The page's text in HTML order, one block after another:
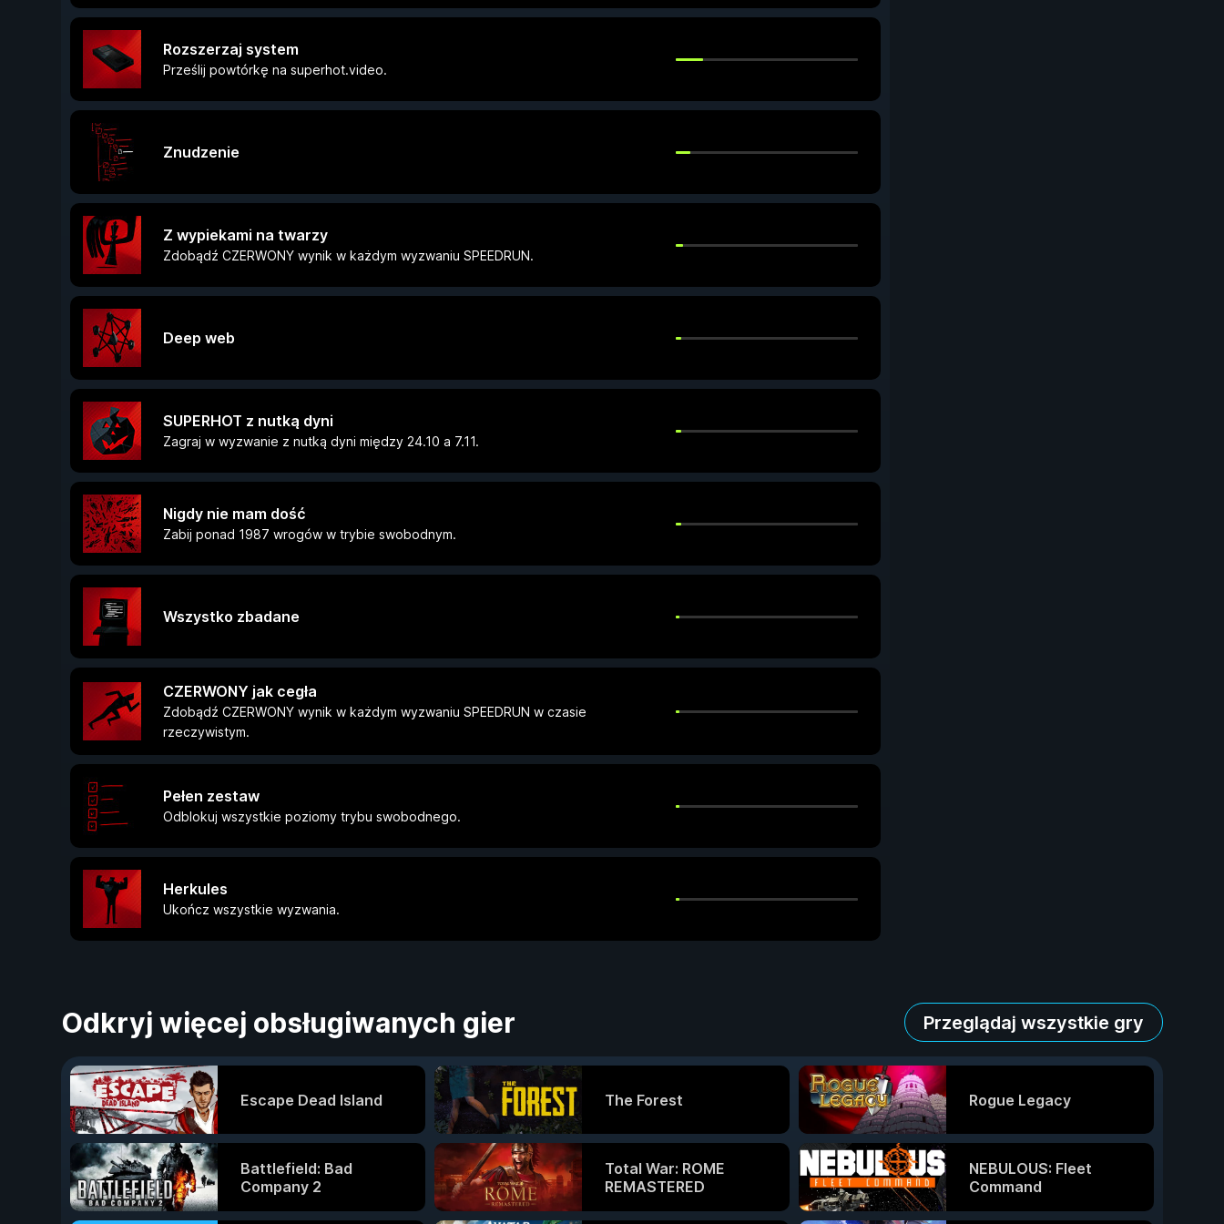
Rozszerzaj system
Prześlij powtórkę na superhot.video.
Znudzenie
Z wypiekami na twarzy
Zdobądź CZERWONY wynik w każdym wyzwaniu SPEEDRUN.
Deep web
SUPERHOT z nutką dyni
Zagraj w wyzwanie z nutką dyni między 24.10 a 7.11.
Nigdy nie mam dość
Zabij ponad 1987 wrogów w trybie swobodnym.
Wszystko zbadane
CZERWONY jak cegła
Zdobądź CZERWONY wynik w każdym wyzwaniu SPEEDRUN w czasie
rzeczywistym.
Pełen zestaw
Odblokuj wszystkie poziomy trybu swobodnego.
Herkules
Ukończ wszystkie wyzwania.
Odkryj więcej obsługiwanych gier Przeglądaj wszystkie gry
Escape Dead Island The Forest Rogue Legacy
Battlefield: Bad
Company 2
Total War: ROME
REMASTERED
NEBULOUS: Fleet
Command